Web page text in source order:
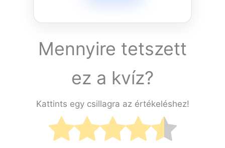
Mennyire tetszett
ez a kvíz?
Kattints egy csillagra az értékeléshez!